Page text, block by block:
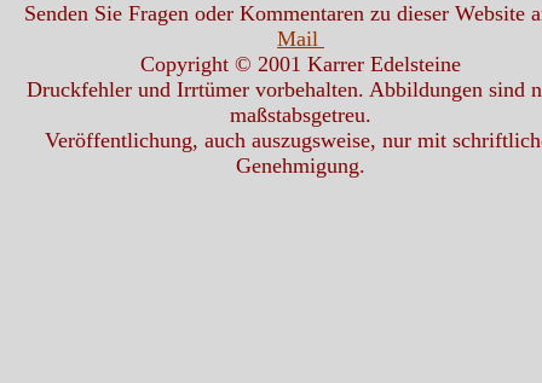
Senden Sie Fragen oder Kommentaren zu dieser Website
Mail
Copyright © 2001 Karrer Edelsteine
Druckfehler und Irrtümer vorbehalten. Abbildungen sind
maßstabsgetreu.
Veröffentlichung, auch auszugsweise, nur mit
Genehmigung.